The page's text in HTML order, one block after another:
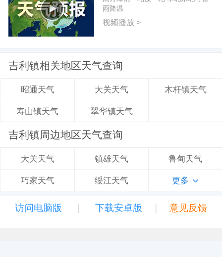
雨降温
视频播放 >
吉利镇相关地区天气查询
昭通天气 大关天气 木杆镇天气
寿山镇天气 翠华镇天气
吉利镇周边地区天气查询
大关天气 镇雄天气 鲁甸天气
巧家天气 绥江天气 更多
访问电脑版 | 下载安卓版 | 意见反馈